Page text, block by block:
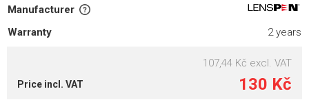
Manufacturer
Warranty
2 years
107,44 Kč excl. VAT
130 Kč
Price incl. VAT